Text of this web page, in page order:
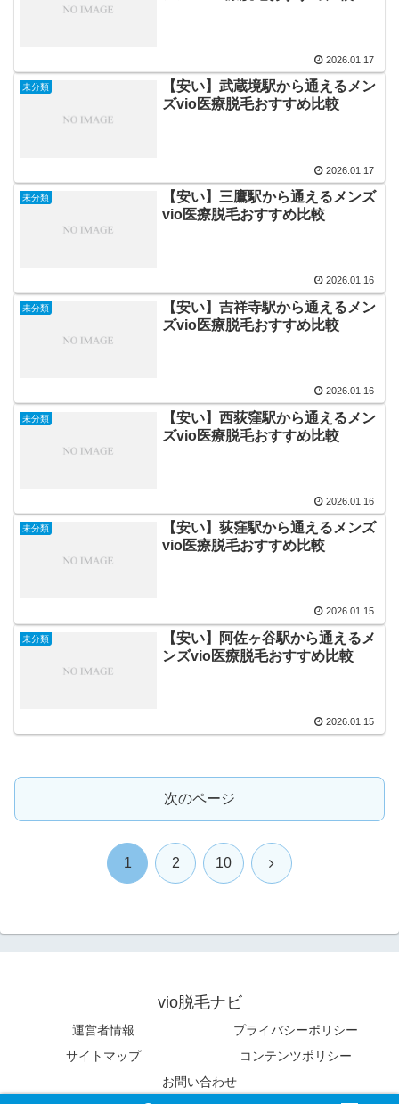
2026.01.17
未分類
【安い】武蔵境駅から通えるメン
ズvio医療脱毛おすすめ比較
2026.01.17
未分類
【安い】三鷹駅から通えるメンズ
vio医療脱毛おすすめ比較
2026.01.16
未分類
【安い】吉祥寺駅から通えるメン
ズvio医療脱毛おすすめ比較
2026.01.16
未分類
【安い】西荻窪駅から通えるメン
ズvio医療脱毛おすすめ比較
2026.01.16
未分類
【安い】荻窪駅から通えるメンズ
vio医療脱毛おすすめ比較
2026.01.15
未分類
【安い】阿佐ヶ谷駅から通えるメ
ンズvio医療脱毛おすすめ比較
2026.01.15
次のページ
1 2 10 次
vio脱毛ナビ
運営者情報
プライバシーポリシー
サイトマップ
コンテンツポリシー
お問い合わせ